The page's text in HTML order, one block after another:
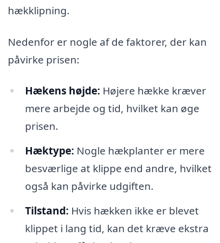
hækklipning.
Nedenfor er nogle af de faktorer, der kan
påvirke prisen:
Hækens højde: Højere hække kræver
mere arbejde og tid, hvilket kan øge
prisen.
Hæktype: Nogle hækplanter er mere
besværlige at klippe end andre, hvilket
også kan påvirke udgiften.
Tilstand: Hvis hækken ikke er blevet
klippet i lang tid, kan det kræve ekstra